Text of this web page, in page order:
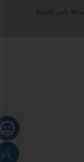
رأس الخيمة